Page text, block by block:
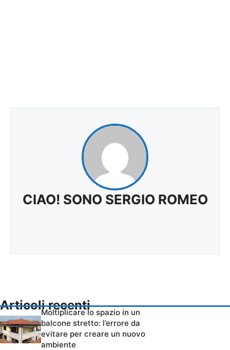
CIAO! SONO SERGIO ROMEO
Articoli recenti
Moltiplicare lo spazio in un
balcone stretto: l’errore da
evitare per creare un nuovo
ambiente